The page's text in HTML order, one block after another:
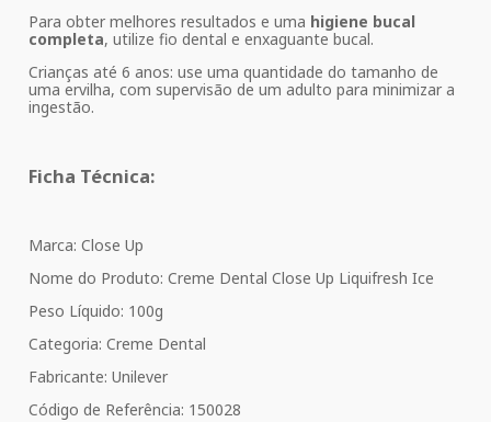
Para obter melhores resultados e uma higiene bucal
completa, utilize fio dental e enxaguante bucal.
Crianças até 6 anos: use uma quantidade do tamanho de
uma ervilha, com supervisão de um adulto para minimizar a
ingestão.
Ficha Técnica:
Marca: Close Up
Nome do Produto: Creme Dental Close Up Liquifresh Ice
Peso Líquido: 100g
Categoria: Creme Dental
Fabricante: Unilever
Código de Referência: 150028